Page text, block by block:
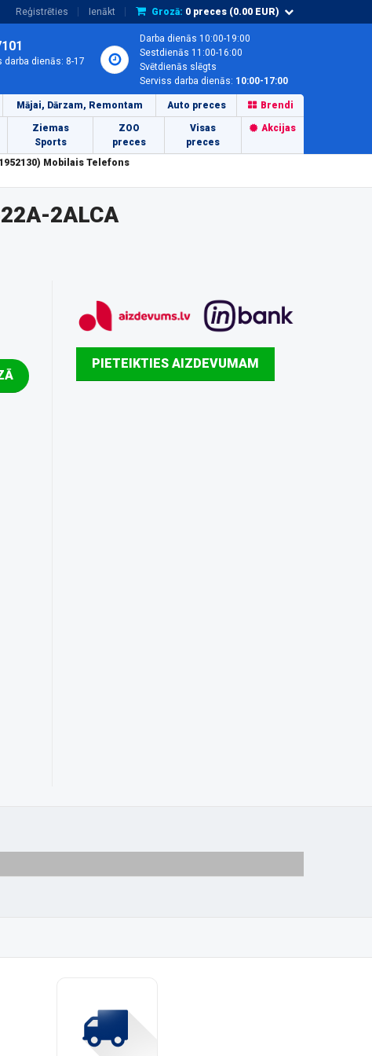
Reģistrēties Ienākt Grozā: 0 preces (0.00 EUR)
darba dienās: 8-17
Darba dienās 10:00-19:00
Sestdienās 11:00-16:00
Svētdienās slēgts
Serviss darba dienās: 10:00-17:00
Mājai, Dārzam, Remontam Auto preces Brendi
Ziemas
Sports
ZOO
preces
Visas
preces
Akcijas
Mobilais Telefons
2ALCA
PIETEIKTIES AIZDEVUMAM